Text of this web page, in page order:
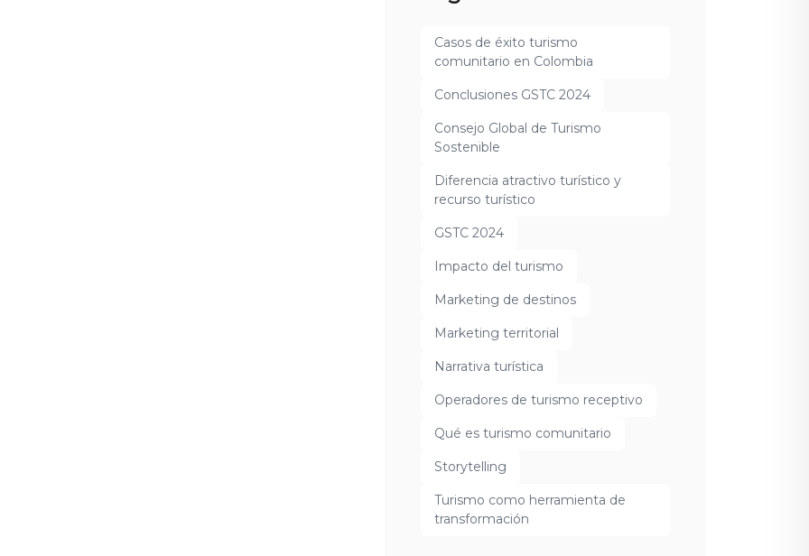
Casos de éxito turismo
comunitario en Colombia
Conclusiones GSTC 2024
Consejo Global de Turismo
Sostenible
Diferencia atractivo turístico y
recurso turístico
GSTC 2024
Impacto del turismo
Marketing de destinos
Marketing territorial
Narrativa turística
Operadores de turismo receptivo
Qué es turismo comunitario
Storytelling
Turismo como herramienta de
transformación